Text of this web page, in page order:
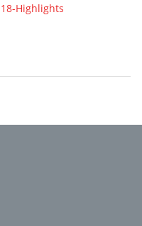
Highlights